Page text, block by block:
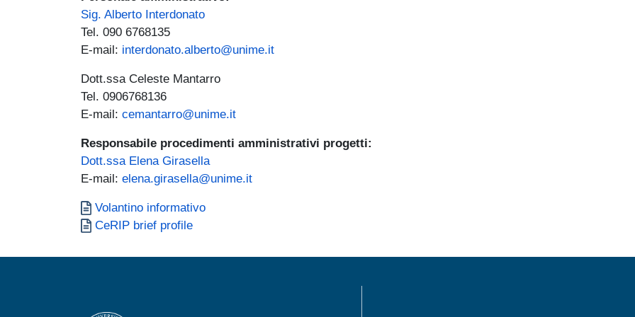
Sig. Alberto Interdonato
Tel. 090 6768135
E-mail: interdonato.alberto@unime.it
Dott.ssa Celeste Mantarro
Tel. 0906768136
E-mail: cemantarro@unime.it
Responsabile procedimenti amministrativi progetti:
Dott.ssa Elena Girasella
E-mail: elena.girasella@unime.it
Documento
Volantino informativo
Documento
CeRIP brief profile